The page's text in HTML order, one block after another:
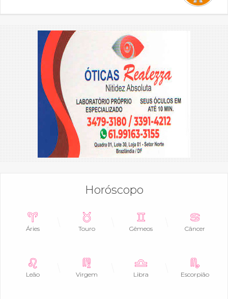
Horóscopo
Áries Touro Gêmeos Câncer
Leão Virgem Libra Escorpião